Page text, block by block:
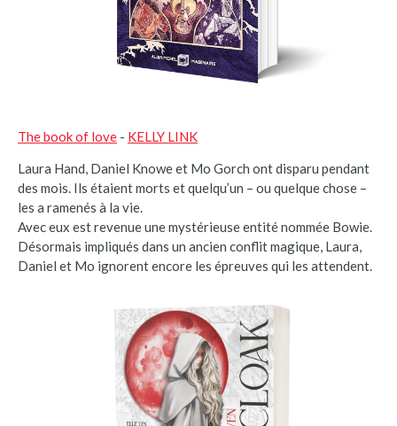
The book of love - KELLY LINK
Laura Hand, Daniel Knowe et Mo Gorch ont disparu pendant
des mois. Ils étaient morts et quelqu’un – ou quelque chose –
les a ramenés à la vie.
Avec eux est revenue une mystérieuse entité nommée Bowie.
Désormais impliqués dans un ancien conflit magique, Laura,
Daniel et Mo ignorent encore les épreuves qui les attendent.